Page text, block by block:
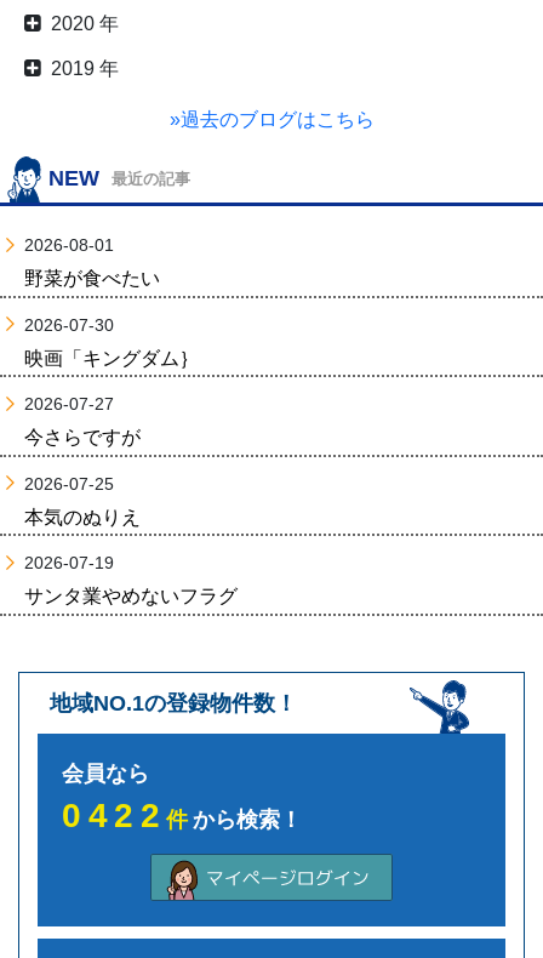
2020 年
2019 年
»過去のブログはこちら
NEW 最近の記事
2026-08-01
野菜が食べたい
2026-07-30
映画「キングダム｝
2026-07-27
今さらですが
2026-07-25
本気のぬりえ
2026-07-19
サンタ業やめないフラグ
地域NO.1の登録物件数！
会員なら
0422件から検索！